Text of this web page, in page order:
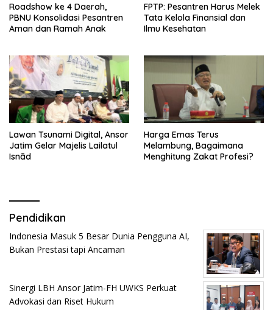
Roadshow ke 4 Daerah,
PBNU Konsolidasi Pesantren
Aman dan Ramah Anak
FPTP: Pesantren Harus Melek
Tata Kelola Finansial dan
Ilmu Kesehatan
Lawan Tsunami Digital, Ansor
Jatim Gelar Majelis Lailatul
Isnād
Harga Emas Terus
Melambung, Bagaimana
Menghitung Zakat Profesi?
Pendidikan
Indonesia Masuk 5 Besar Dunia Pengguna AI,
Bukan Prestasi tapi Ancaman
Sinergi LBH Ansor Jatim-FH UWKS Perkuat
Advokasi dan Riset Hukum